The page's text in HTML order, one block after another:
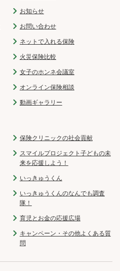
お知らせ
お問い合わせ
ネットで入れる保険
火災保険比較
女子のホンネ会議室
オンライン保険相談
動画ギャラリー
保険クリニックの社会貢献
スマイルプロジェクト子どもの未
来を応援しよう！
いっきゅうくん
いっきゅうくんのなんでも調査
隊！
育児とお金の応援広場
キャンペーン・その他よくある質
問